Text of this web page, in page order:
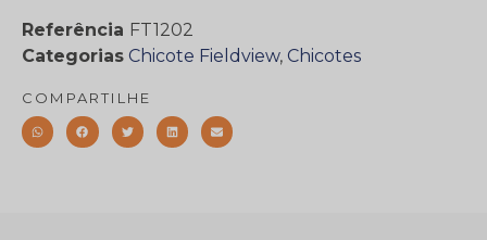
Referência FT1202
Categorias Chicote Fieldview, Chicotes
COMPARTILHE